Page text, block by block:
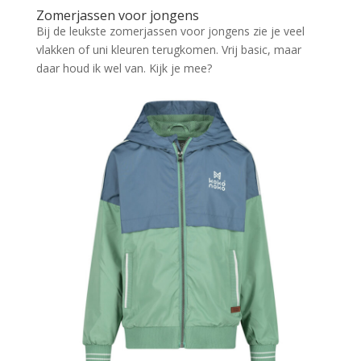
Zomerjassen voor jongens
Bij de leukste zomerjassen voor jongens zie je veel
vlakken of uni kleuren terugkomen. Vrij basic, maar
daar houd ik wel van. Kijk je mee?